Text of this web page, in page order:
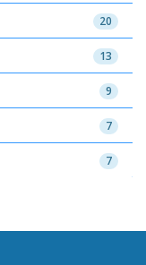
20
13
9
7
7